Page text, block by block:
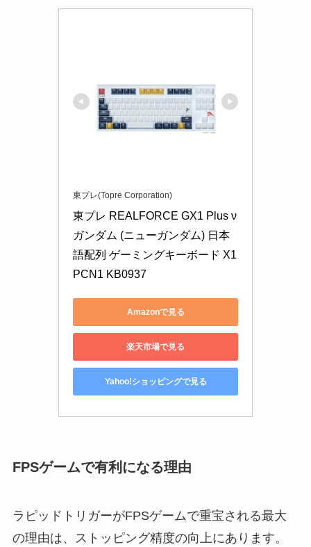
東プレ(Topre Corporation)
東プレ REALFORCE GX1 Plus ν
ガンダム (ニューガンダム) 日本
語配列 ゲーミングキーボード X1
PCN1 KB0937
Amazonで見る
楽天市場で見る
Yahoo!ショッピングで見る
FPSゲームで有利になる理由
ラピッドトリガーがFPSゲームで重宝される最大
の理由は、ストッピング精度の向上にあります。